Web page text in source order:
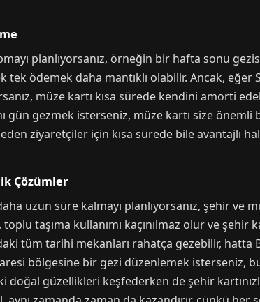
planlıyorsanız, örneğin bir hafta sonu
ödemek daha mantıklı olabilir. Ancak, eğer
müze kartı kısa sürede kendini amorti
gün gezmek isterseniz, müze kartı size önemli
ziyaretçiler için kısa sürede bile avantajlı
Çözümler
uzun süre kalmayı planlıyorsanız, şehir ve
taşıma kullanımı kaçınılmaz olur ve
tüm tarihi mekanları rahatça gezebilir,
bölgesine bir gezi düzenlemek isterseniz,
doğal güzellikleri keşfederken de şehir